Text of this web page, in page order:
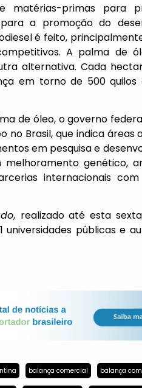
matérias-primas para
a promoção do
é feito,
A palma de
alternativa. Cada
em torno de 500
de óleo, o governo
no Brasil, que indica áreas
em pesquisa e
genético,
internacionais
, realizado até esta
públicas e
balança comercial balança